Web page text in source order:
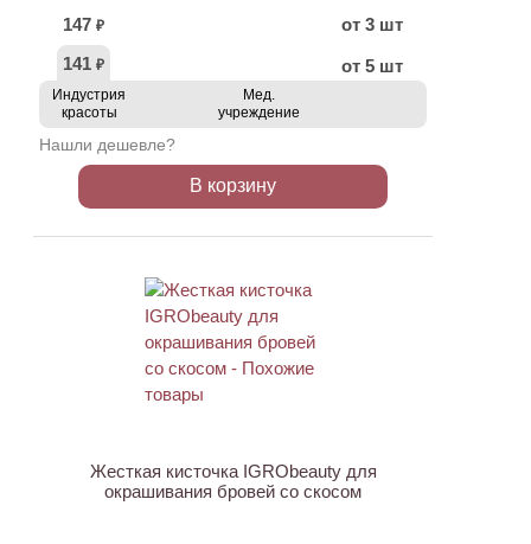
147 ₽
от 3 шт
141 ₽ от 5 шт
Индустрия
красоты
Мед.
учреждение
Нашли дешевле?
В корзину
Жесткая кисточка IGRObeauty для
окрашивания бровей со скосом